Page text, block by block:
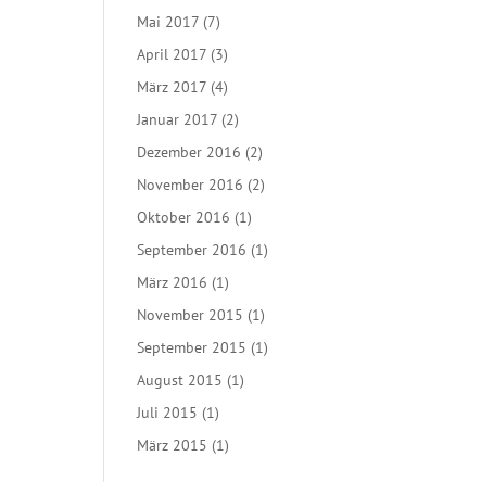
Mai 2017 (7)
April 2017 (3)
März 2017 (4)
Januar 2017 (2)
Dezember 2016 (2)
November 2016 (2)
Oktober 2016 (1)
September 2016 (1)
März 2016 (1)
November 2015 (1)
September 2015 (1)
August 2015 (1)
Juli 2015 (1)
März 2015 (1)